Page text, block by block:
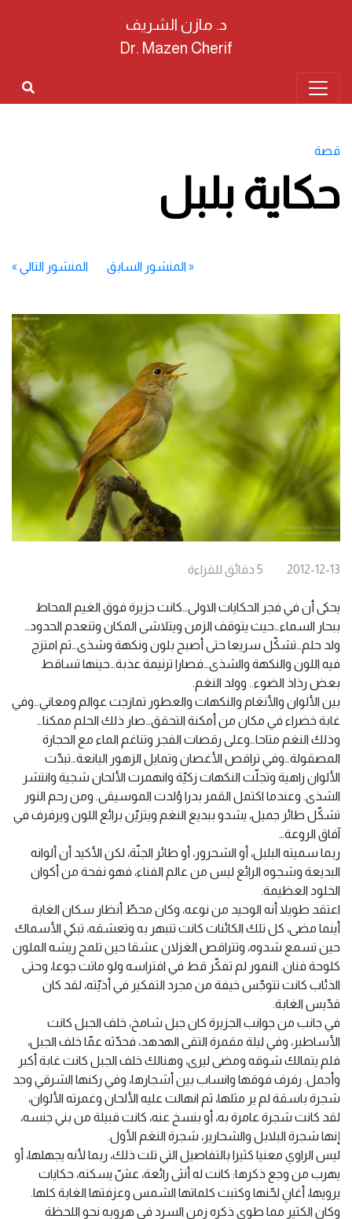
د. مازن الشريف
Dr. Mazen Cherif
قصة
حكاية بلبل
«المنشور السابق المنشور التالي »
2012-12-13
5 دقائق للقراءة
يحكى أن في فجر الحكايات الاولى…كانت جزيرة فوق الغيم المحاط
ببحار السماء…حيث يتوقف الزمن ويتلاشى المكان وتنعدم الحدود…
ولد حلم…تشكّل سريعا حتى أصبح بلون ونكهة وشذى…ثم امتزج
فيه اللون والنكهة والشذى…فصارا ترنيمة عذبة…حينها تساقط
بعض رذاذ الضوء.. وولد النغم.
بين الألوان والأنغام والنكهات والعطور تمازجت عوالم ومعاني…وفي
غابة خضراء في مكان من أمكنة التحقق…صار ذلك الحلم ممكنا…
وذلك النغم متاحا…وعلى رقصات الفجر وتناغم الماء مع الحجارة
المصقولة…وفي تراقص الأغصان وتمايل الزهور اليانعة…تبدّت
الألوان زاهية وتجلّت النكهات زكيّة وانهمرت الألحان شجية وانتشر
الشذى. وعندما اكتمل القمر بدرا وُلدت الموسيقى. ومن رحم النور
تشكّل طائر جميل، يشدو ببديع النغم ويتزيّن برائع اللون ويرفرف في
آفاق الروعة…
ربما سميته البلبل، أو الشحرور، أو طائر الجنّة، لكن الأكيد أن ألوانه
البديعة وشجوه الرائع ليس من عالم الفناء، فهو نفحة من أكوان
الخلود العظيمة.
اعتقد طويلا أنه الوحيد من نوعه، وكان محطّ أنظار سكان الغابة
أينما مضى، كل تلك الكائنات كانت تنبهر به وتعشقه، تبكي الأسماك
حين تسمع شدوه، وتتراقص الغزلان عشقا حين تلمح ريشه الملون
كلوحة فنان. النمور لم تفكّر قط في افتراسه ولو ماتت جوعا، وحتى
الذئاب كانت تتوجّس خيفة من مجرد التفكير في أذيّته، لقد كان
قدّيس الغابة.
في جانب من جوانب الجزيرة كان جبل شامخ، خلف الجبل كانت
الأساطير، وفي ليلة مقمرة التقى الهدهد، فحدّثه عمّا خلف الجبل،
فلم يتمالك شوقه ومضى ليرى، وهنالك خلف الجبل كانت غابة أكبر
وأجمل. رفرف فوقها وانساب بين أشجارها، وفي ركنها الشرقي وجد
شجرة باسقة لم ير مثلها، ثم انهالت عليه الألحان وغمرته الألوان،
لقد كانت شجرة عامرة به، أو بنسخ عنه، كانت قبيلة من بني جنسه،
إنها شجرة البلابل والشحارير، شجرة النغم الأول.
ليس الراوي معنيا كثيرا بالتفاصيل التي تلت ذلك، ربما لأنه يجهلها، أو
يهرب من وجع ذكرها: كانت له أنثى رائعة، عشّ يسكنه، حكايات
يرويها، أغانِ لحّنها وكتبت كلماتها الشمس وعزفتها الغابة كلها.
وكان الكثير مما طوى ذكره زمن السرد في هروبه نحو اللحظة